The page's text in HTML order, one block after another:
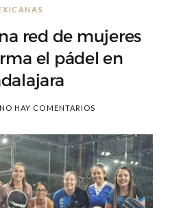
red de mujeres
el pádel en
NO HAY COMENTARIOS